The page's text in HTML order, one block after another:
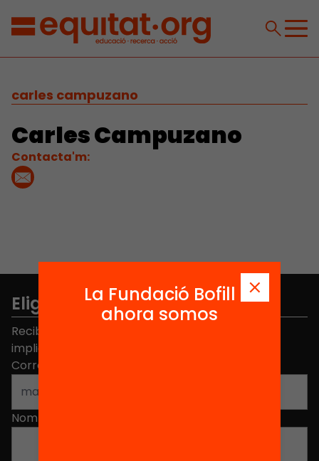
carles campuzano
Carles Campuzano
Contacta'm:
Elige equidad
Recibe contenidos, iniciativas y proyectos para
implicarte.
Correo electrónico
Nombre
La Fundació Bofill
ahora somos